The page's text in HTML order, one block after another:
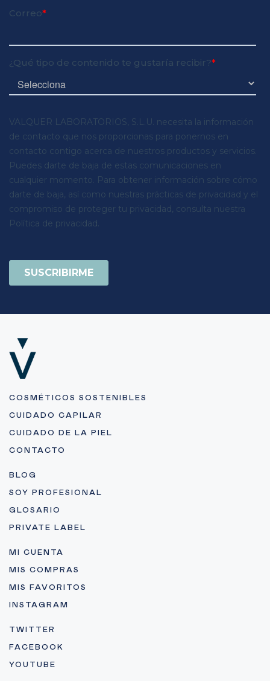
COSMÉTICOS SOSTENIBLES
CUIDADO CAPILAR
CUIDADO DE LA PIEL
CONTACTO
BLOG
SOY PROFESIONAL
GLOSARIO
PRIVATE LABEL
MI CUENTA
MIS COMPRAS
MIS FAVORITOS
INSTAGRAM
TWITTER
FACEBOOK
YOUTUBE